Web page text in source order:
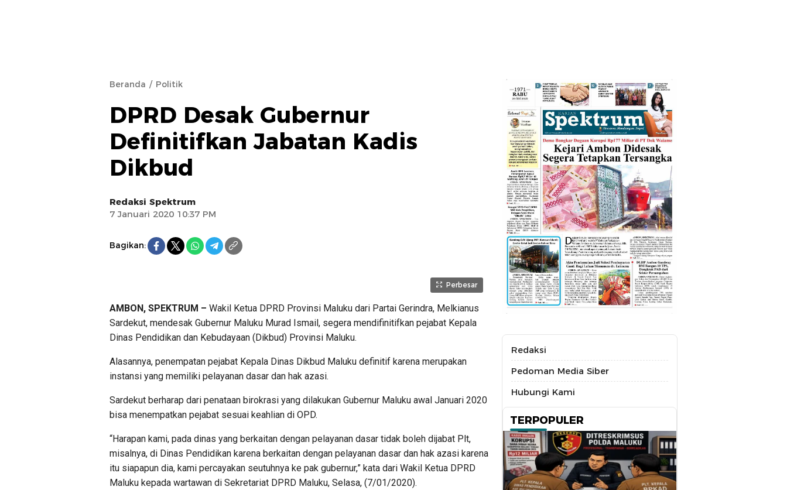
Beranda Politik
DPRD Desak Gubernur
Definitifkan Jabatan Kadis
Dikbud
Redaksi Spektrum
7 Januari 2020 10:37 PM
Bagikan:
Perbesar
AMBON, SPEKTRUM – Wakil Ketua DPRD Provinsi Maluku dari Partai Gerindra, Melkianus
Sardekut, mendesak Gubernur Maluku Murad Ismail, segera mendifinitifkan pejabat Kepala
Dinas Pendidikan dan Kebudayaan (Dikbud) Provinsi Maluku.
Alasannya, penempatan pejabat Kepala Dinas Dikbud Maluku definitif karena merupakan
instansi yang memiliki pelayanan dasar dan hak azasi.
Sardekut berharap dari penataan birokrasi yang dilakukan Gubernur Maluku awal Januari 2020
bisa menempatkan pejabat sesuai keahlian di OPD.
“Harapan kami, pada dinas yang berkaitan dengan pelayanan dasar tidak boleh dijabat Plt,
misalnya, di Dinas Pendidikan karena berkaitan dengan pelayanan dasar dan hak azasi karena
itu siapapun dia, kami percayakan seutuhnya ke pak gubernur,” kata dari Wakil Ketua DPRD
Maluku kepada wartawan di Sekretariat DPRD Maluku, Selasa, (7/01/2020).
Redaksi
Pedoman Media Siber
Hubungi Kami
TERPOPULER